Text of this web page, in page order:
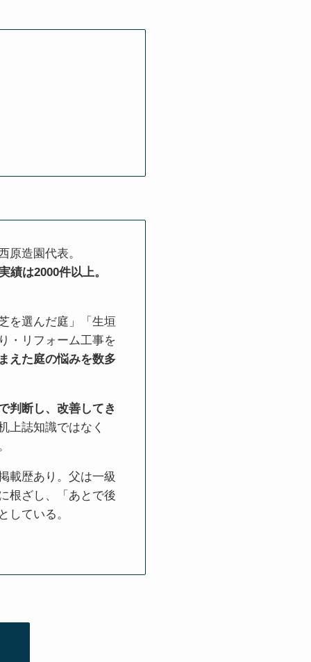
原造園代表。
績は2000件以上。
を選んだ庭」「生垣
・リフォーム工事を
えた庭の悩みを数多
判断し、改善してき
上誌知識ではなく
載歴あり。父は一級
根ざし、「あとで後
している。